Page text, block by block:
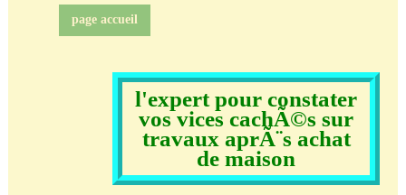
page accueil
l'expert pour constater
vos vices cachÃ©s sur
travaux aprÃ¨s achat
de maison